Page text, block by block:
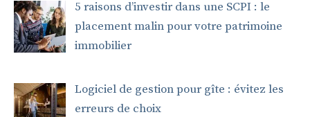
5 raisons d’investir dans une SCPI : le
placement malin pour votre patrimoine
immobilier
Logiciel de gestion pour gîte : évitez les
erreurs de choix